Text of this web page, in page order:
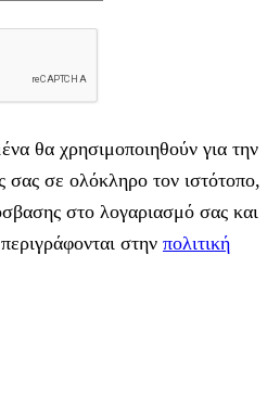
θα χρησιμοποιηθούν για την
σας σε ολόκληρο τον ιστότοπο,
στο λογαριασμό σας και
στην πολιτική